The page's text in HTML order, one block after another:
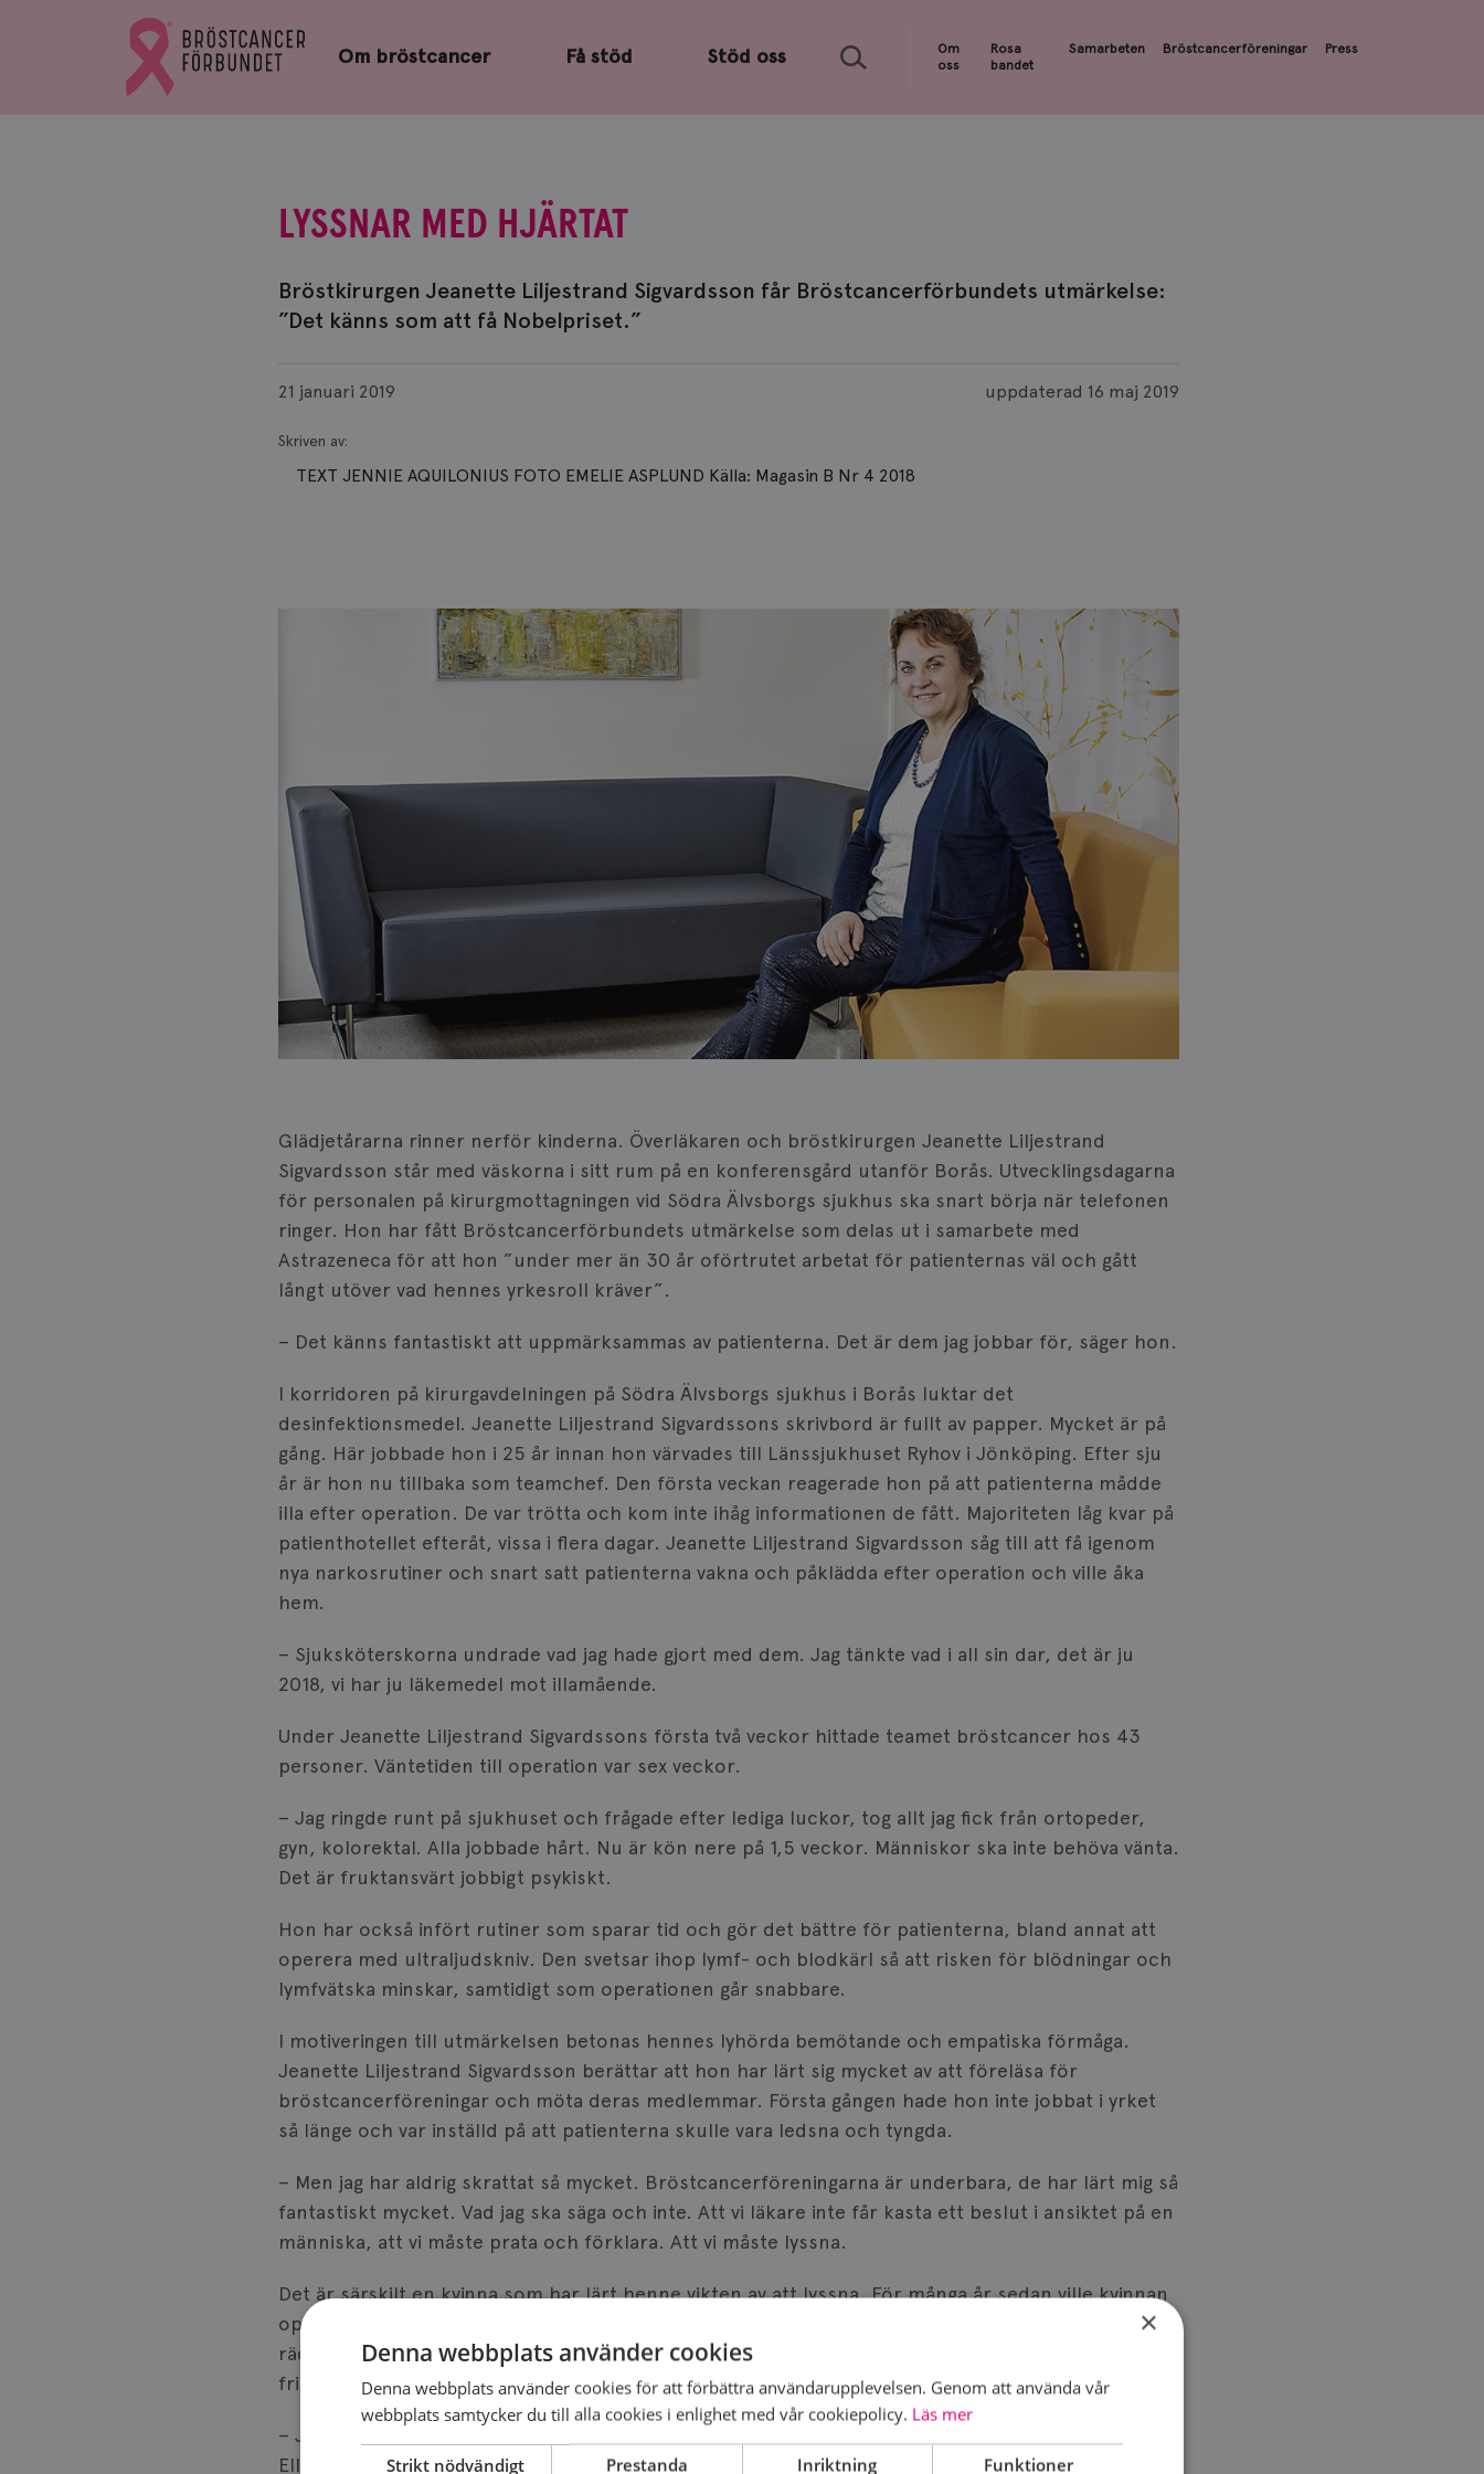
Gå
till
Bröstcancerförbundets
startsida
Om bröstcancer Få stöd Stöd oss
Sök
Om
oss
Rosa
bandet
Samarbeten Bröstcancerföreningar Press
startsida
LYSSNAR MED HJÄRTAT
Bröstkirurgen Jeanette Liljestrand Sigvardsson får Bröstcancerförbundets utmärkelse:
”Det känns som att få Nobelpriset.”
Publicerad
21 januari 2019 uppdaterad 16 maj 2019
Skriven av:
TEXT JENNIE AQUILONIUS FOTO EMELIE ASPLUND Källa: Magasin B Nr 4 2018
Glädjetårarna rinner nerför kinderna. Överläkaren och bröstkirurgen Jeanette Liljestrand
Sigvardsson står med väskorna i sitt rum på en konferensgård utanför Borås. Utvecklingsdagarna
för personalen på kirurgmottagningen vid Södra Älvsborgs sjukhus ska snart börja när telefonen
ringer. Hon har fått Bröstcancerförbundets utmärkelse som delas ut i samarbete med
Astrazeneca för att hon ”under mer än 30 år oförtrutet arbetat för patienternas väl och gått
långt utöver vad hennes yrkesroll kräver”.
– Det känns fantastiskt att uppmärksammas av patienterna. Det är dem jag jobbar för, säger hon.
I korridoren på kirurgavdelningen på Södra Älvsborgs sjukhus i Borås luktar det
desinfektionsmedel. Jeanette Liljestrand Sigvardssons skrivbord är fullt av papper. Mycket är på
gång. Här jobbade hon i 25 år innan hon värvades till Länssjukhuset Ryhov i Jönköping. Efter sju
år är hon nu tillbaka som teamchef. Den första veckan reagerade hon på att patienterna mådde
illa efter operation. De var trötta och kom inte ihåg informationen de fått. Majoriteten låg kvar på
patienthotellet efteråt, vissa i flera dagar. Jeanette Liljestrand Sigvardsson såg till att få igenom
nya narkosrutiner och snart satt patienterna vakna och påklädda efter operation och ville åka
hem.
– Sjuksköterskorna undrade vad jag hade gjort med dem. Jag tänkte vad i all sin dar, det är ju
2018, vi har ju läkemedel mot illamående.
Under Jeanette Liljestrand Sigvardssons första två veckor hittade teamet bröstcancer hos 43
personer. Väntetiden till operation var sex veckor.
– Jag ringde runt på sjukhuset och frågade efter lediga luckor, tog allt jag fick från ortopeder,
gyn, kolorektal. Alla jobbade hårt. Nu är kön nere på 1,5 veckor. Människor ska inte behöva vänta.
Det är fruktansvärt jobbigt psykiskt.
Hon har också infört rutiner som sparar tid och gör det bättre för patienterna, bland annat att
operera med ultraljudskniv. Den svetsar ihop lymf- och blodkärl så att risken för blödningar och
lymfvätska minskar, samtidigt som operationen går snabbare.
I motiveringen till utmärkelsen betonas hennes lyhörda bemötande och empatiska förmåga.
Jeanette Liljestrand Sigvardsson berättar att hon har lärt sig mycket av att föreläsa för
bröstcancerföreningar och möta deras medlemmar. Första gången hade hon inte jobbat i yrket
så länge och var inställd på att patienterna skulle vara ledsna och tyngda.
– Men jag har aldrig skrattat så mycket. Bröstcancerföreningarna är underbara, de har lärt mig så
fantastiskt mycket. Vad jag ska säga och inte. Att vi läkare inte får kasta ett beslut i ansiktet på en
människa, att vi måste prata och förklara. Att vi måste lyssna.
Det är särskilt en kvinna som har lärt henne vikten av att lyssna. För många år sedan ville kvinnan
operera bort även sitt friska bröst. På den tiden var det svårt att utreda ärftlighet och hon var
rädd för att få cancer även i det andra bröstet. De manliga läkarna sa nej, de opererade inte på
friska organ.
– Jag lyssnade på henne och förstod henne så väl. Jag brukar tänka: ”Hur skulle jag själv ha gjort?
Eller om det var min syster?” Jag opererade henne och har aldrig känt en sådan tacksamhet från
×
Denna webbplats använder cookies
Denna webbplats använder cookies för att förbättra användarupplevelsen. Genom att använda vår
webbplats samtycker du till alla cookies i enlighet med vår cookiepolicy. Läs mer
Strikt nödvändigt Prestanda Inriktning Funktioner